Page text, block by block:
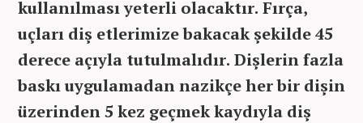
kullanılması yeterli olacaktır. Fırça,
uçları diş etlerimize bakacak şekilde 45
derece açıyla tutulmalıdır. Dişlerin fazla
baskı uygulamadan nazikçe her bir dişin
üzerinden 5 kez geçmek kaydıyla diş